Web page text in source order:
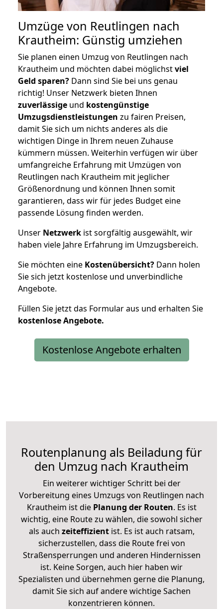
Umzüge von Reutlingen nach
Krautheim: Günstig umziehen
Sie planen einen Umzug von Reutlingen nach
Krautheim und möchten dabei möglichstviel
Geld sparen? Dann sind Sie bei uns genau
richtig! Unser Netzwerk bieten Ihnen
zuverlässige und kostengünstige
Umzugsdienstleistungen zu fairen Preisen,
damit Sie sich um nichts anderes als die
wichtigen Dinge in Ihrem neuen Zuhause
kümmern müssen. Weiterhin verfügen wir über
umfangreiche Erfahrung mit Umzügen von
Reutlingen nach Krautheim mit jeglicher
Größenordnung und können Ihnen somit
garantieren, dass wir für jedes Budget eine
passende Lösung finden werden.
Unser Netzwerk ist sorgfältig ausgewählt, wir
haben viele Jahre Erfahrung im Umzugsbereich.
Sie möchten eine Kostenübersicht? Dann holen
Sie sich jetzt kostenlose und unverbindliche
Angebote.
Füllen Sie jetzt das Formular aus und erhalten Sie
kostenloseAngebote.
Kostenlose Angebote erhalten
Routenplanung als Beiladung für
den Umzug nach Krautheim
Ein weiterer wichtiger Schritt bei der
Vorbereitung eines Umzugs von Reutlingen nach
Krautheim ist diePlanung der Routen. Es ist
wichtig, eine Route zu wählen, die sowohl sicher
als auch zeiteffizientist. Es ist auch ratsam,
sicherzustellen, dass die Route frei von
Straßensperrungen und anderen Hindernissen
ist. Keine Sorgen, auch hier haben wir
Spezialisten und übernehmen gerne die Planung,
damit Sie sich auf andere wichtige Sachen
konzentrieren können.